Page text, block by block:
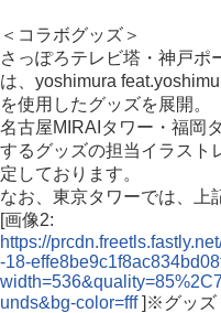
＜コラボグッズ＞
さっぽろテレビ塔・神戸ポ
は、yoshimura
を使用したグッズを展開。
名古屋MIRAIタワー・福岡
するグッズの担当イラスト
定しております。
なお、東京タワーでは、上
[画像2:
https://
-18-
unds&bg-color=fff]※グッズ